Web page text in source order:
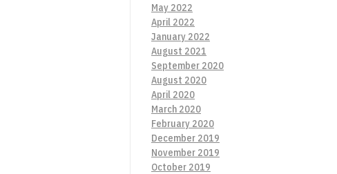
May 2022
April 2022
January 2022
August 2021
September 2020
August 2020
April 2020
March 2020
February 2020
December 2019
November 2019
October 2019